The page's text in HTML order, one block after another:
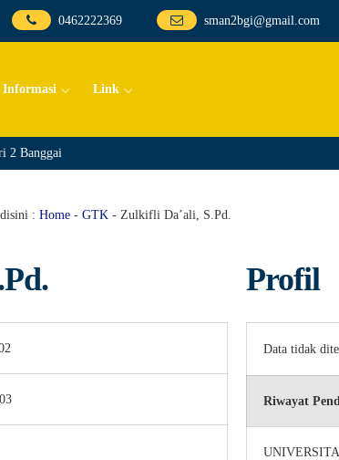
0462222369 sman2bgi@gmail.com
Informasi Link
2 Banggai
: Home - GTK - Zulkifli Da’ali, S.Pd.
Profil
Data tidak
Riwayat